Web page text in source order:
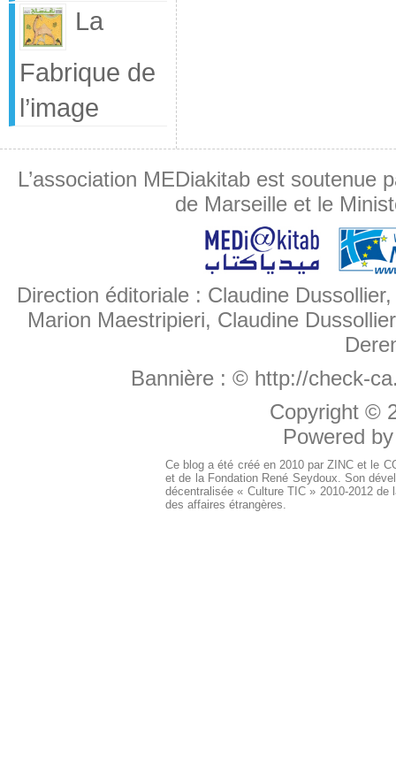
La
Fabrique de
l’image
L’association MEDiakitab est soutenue
de Marseille et le
Direction éditoriale : Claudine
Marion Maestripieri, Claudine
Bannière : © http://check-
Copyright ©
Powered
Ce blog a été créé en 2010 par ZINC et le
et de la Fondation René Seydoux. Son
décentralisée « Culture TIC » 2010-2012
des affaires étrangères.